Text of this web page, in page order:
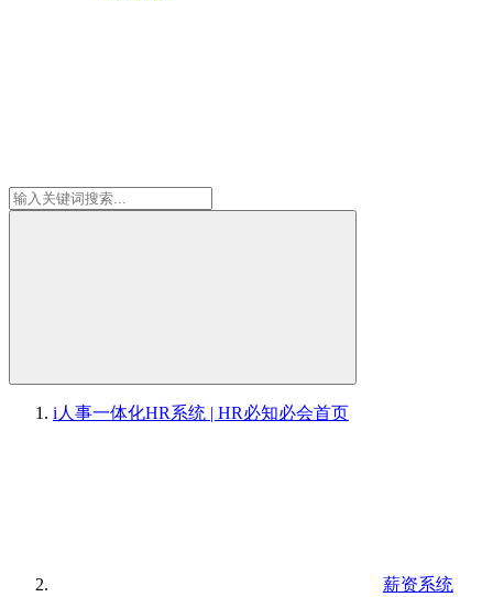
i人事一体化HR系统 | HR必知必会首页
薪资系统